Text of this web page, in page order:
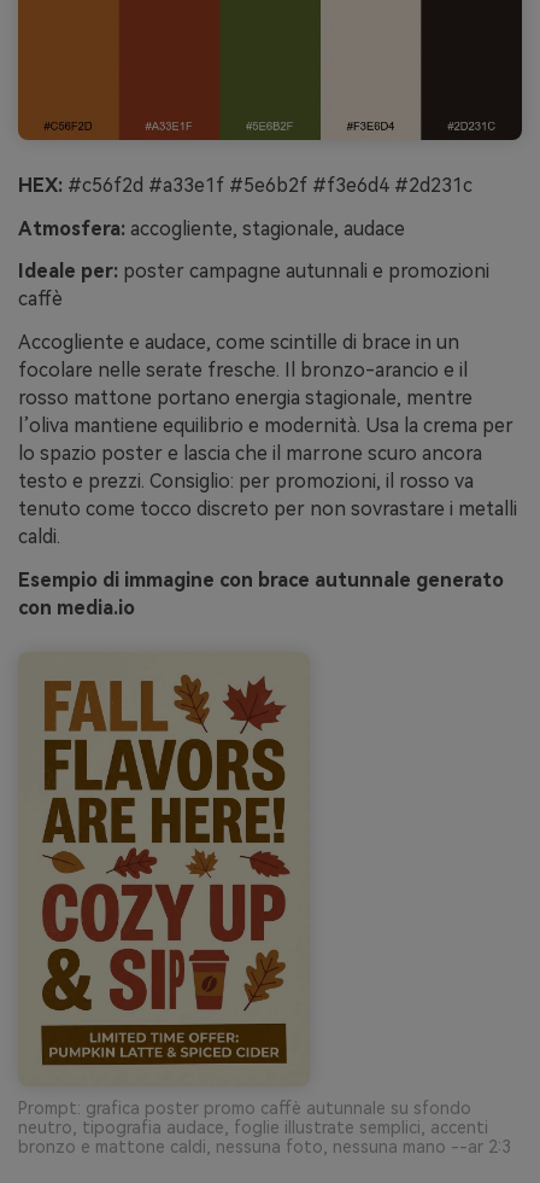
HEX: #c56f2d #a33e1f #5e6b2f #f3e6d4 #2d231c
Atmosfera: accogliente, stagionale, audace
Ideale per: poster campagne autunnali e promozioni
caffè
Accogliente e audace, come scintille di brace in un
focolare nelle serate fresche. Il bronzo-arancio e il
rosso mattone portano energia stagionale, mentre
l’oliva mantiene equilibrio e modernità. Usa la crema per
lo spazio poster e lascia che il marrone scuro ancora
testo e prezzi. Consiglio: per promozioni, il rosso va
tenuto come tocco discreto per non sovrastare i metalli
caldi.
Esempio di immagine con brace autunnale generato
con media.io
Prompt: grafica poster promo caffè autunnale su sfondo
neutro, tipografia audace, foglie illustrate semplici, accenti
bronzo e mattone caldi, nessuna foto, nessuna mano --ar 2:3